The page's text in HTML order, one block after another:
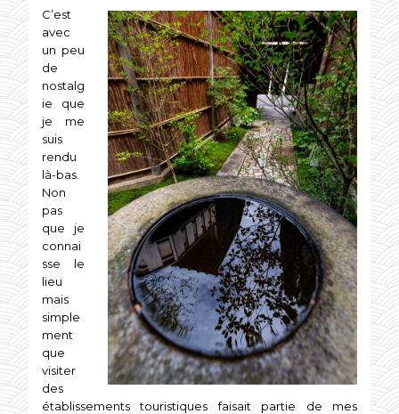
C’est
avec
un peu
de
nostalg
ie que
je me
suis
rendu
là-bas.
Non
pas
que je
connai
sse le
lieu
mais
simple
ment
que
visiter
des
établissements touristiques faisait partie de mes